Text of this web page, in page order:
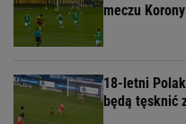
meczu
18-letni
będą tęsknić